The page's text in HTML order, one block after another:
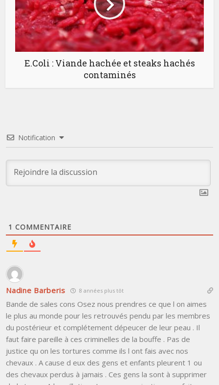
E.Coli : Viande hachée et steaks hachés
contaminés
Notification
1 COMMENTAIRE
Nadine Barberis 8 années plus tôt
Bande de sales cons Osez nous prendres ce que l on aimes
le plus au monde pour les retrouvés pendu par les membres
du postérieur et complétement dépeucer de leur peau . Il
faut faire pareille à ces criminelles de la bouffe . Pas de
justice qu on les tortures comme ils l ont fais avec nos
chevaux . A cause d eux des gens et enfants pleurent 1 ou
des chevaux perdus à jamais . Ces gens la sont à supprimer